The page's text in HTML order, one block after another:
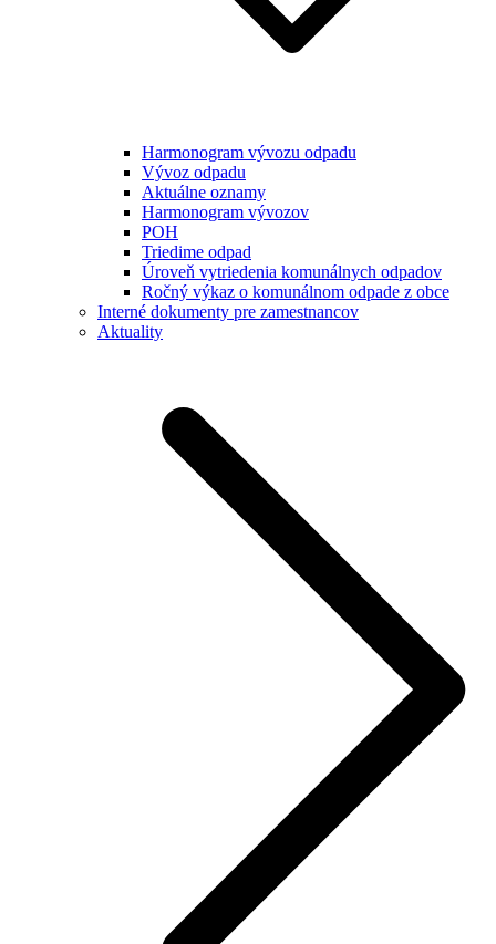
Harmonogram vývozu odpadu
Vývoz odpadu
Aktuálne oznamy
Harmonogram vývozov
POH
Triedime odpad
Úroveň vytriedenia komunálnych odpadov
Ročný výkaz o komunálnom odpade z obce
Interné dokumenty pre zamestnancov
Aktuality